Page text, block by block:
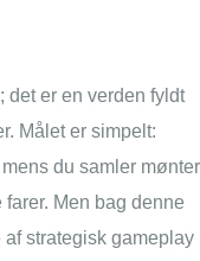
det er en verden fyldt
Målet er simpelt:
du samler mønter
Men bag denne
strategisk gameplay